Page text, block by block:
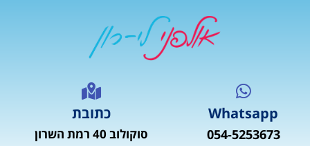
Whatsapp
054-5253673
כתובת
סוקולוב 40 רמת השרון